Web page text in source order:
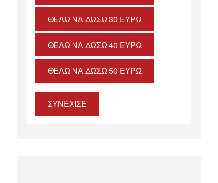
ΘΈΛΩ ΝΑ ΔΏΣΩ 30 ΕΥΡΏ
ΘΈΛΩ ΝΑ ΔΏΣΩ 40 ΕΥΡΏ
ΘΈΛΩ ΝΑ ΔΏΣΩ 50 ΕΥΡΏ
ΣΥΝΕΧΙΣΕ